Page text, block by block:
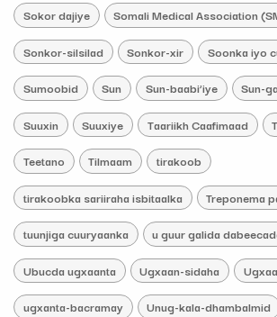
Sokor dajiye Somali Medical Association
Sonkor-silsilad Sonkor-xir Soonka iyo
Sumoobid Sun Sun-baabi’iye Sun-
Suuxin Suuxiye Taariikh Caafimaad
Teetano Tilmaam tirakoob
tirakoobka sariiraha isbitaalka Treponema
tuunjiga cuuryaanka u guur galida
Ubucda ugxaanta Ugxaan-sidaha
ugxanta-bacramay Unug-kala-dhambalmid